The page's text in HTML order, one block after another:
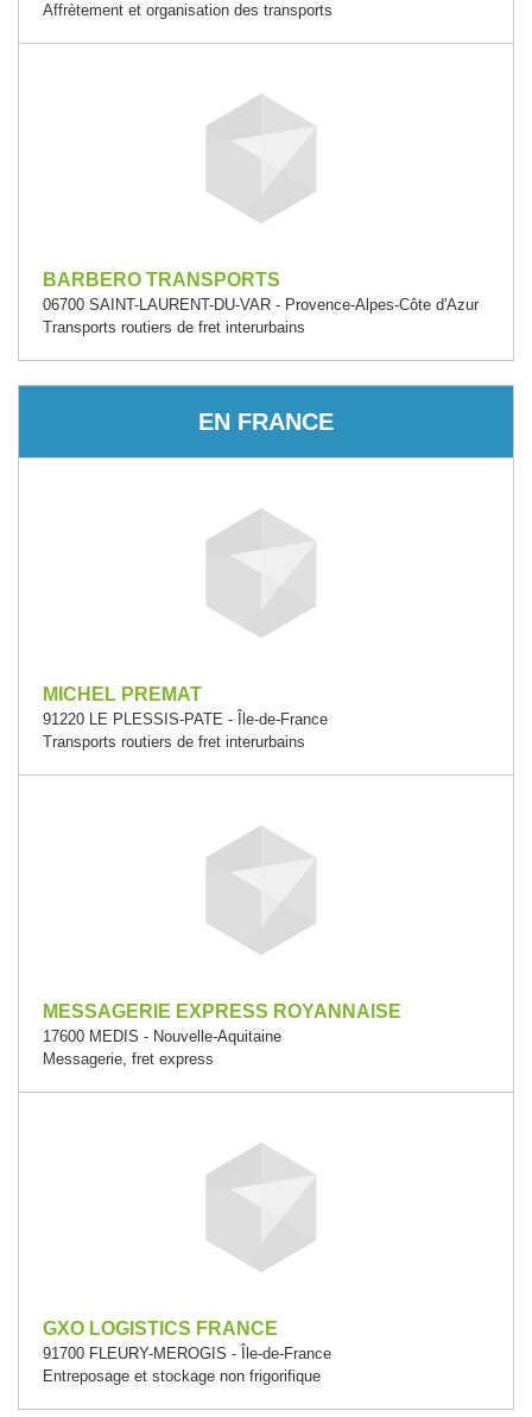
Affrètement et organisation des transports
BARBERO TRANSPORTS
06700 SAINT-LAURENT-DU-VAR - Provence-Alpes-Côte d'Azur
Transports routiers de fret interurbains
EN FRANCE
MICHEL PREMAT
91220 LE PLESSIS-PATE - Île-de-France
Transports routiers de fret interurbains
MESSAGERIE EXPRESS ROYANNAISE
17600 MEDIS - Nouvelle-Aquitaine
Messagerie, fret express
GXO LOGISTICS FRANCE
91700 FLEURY-MEROGIS - Île-de-France
Entreposage et stockage non frigorifique